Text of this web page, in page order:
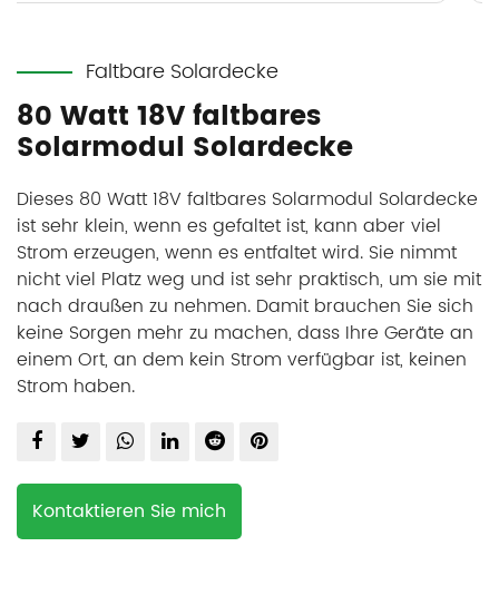
Faltbare Solardecke
80 Watt 18V faltbares
Solarmodul Solardecke
Dieses 80 Watt 18V faltbares Solarmodul Solardecke
ist sehr klein, wenn es gefaltet ist, kann aber viel
Strom erzeugen, wenn es entfaltet wird. Sie nimmt
nicht viel Platz weg und ist sehr praktisch, um sie mit
nach draußen zu nehmen. Damit brauchen Sie sich
keine Sorgen mehr zu machen, dass Ihre Geräte an
einem Ort, an dem kein Strom verfügbar ist, keinen
Strom haben.
Kontaktieren Sie mich